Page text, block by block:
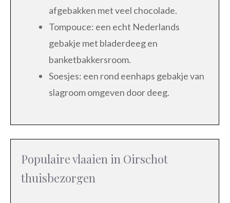
afgebakken met veel chocolade.
Tompouce: een echt Nederlands
gebakje met bladerdeeg en
banketbakkersroom.
Soesjes: een rond eenhaps gebakje van
slagroom omgeven door deeg.
Populaire vlaaien in Oirschot
thuisbezorgen